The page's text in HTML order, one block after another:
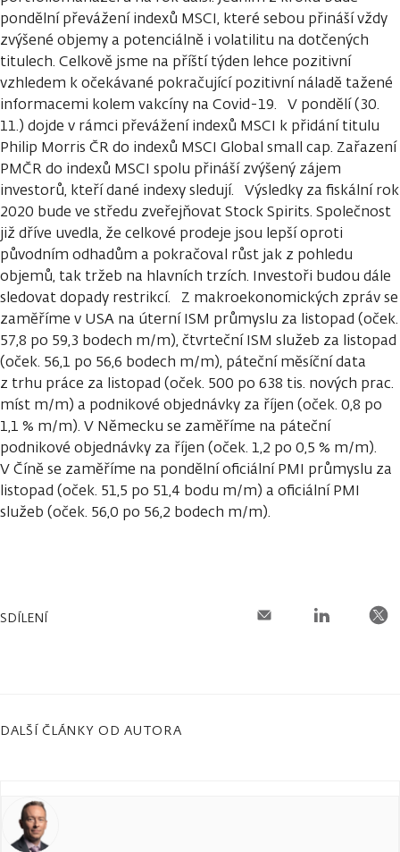
pondělní převážení indexů MSCI, které sebou přináší vždy
zvýšené objemy a potenciálně i volatilitu na dotčených
titulech. Celkově jsme na příští týden lehce pozitivní
vzhledem k očekávané pokračující pozitivní náladě tažené
informacemi kolem vakcíny na Covid-19. V pondělí (30.
11.) dojde v rámci převážení indexů MSCI k přidání titulu
Philip Morris ČR do indexů MSCI Global small cap. Zařazení
PMČR do indexů MSCI spolu přináší zvýšený zájem
investorů, kteří dané indexy sledují. Výsledky za fiskální rok
2020 bude ve středu zveřejňovat Stock Spirits. Společnost
již dříve uvedla, že celkové prodeje jsou lepší oproti
původním odhadům a pokračoval růst jak z pohledu
objemů, tak tržeb na hlavních trzích. Investoři budou dále
sledovat dopady restrikcí. Z makroekonomických zpráv se
zaměříme v USA na úterní ISM průmyslu za listopad (oček.
57,8 po 59,3 bodech m/m), čtvrteční ISM služeb za listopad
(oček. 56,1 po 56,6 bodech m/m), páteční měsíční data
z trhu práce za listopad (oček. 500 po 638 tis. nových prac.
míst m/m) a podnikové objednávky za říjen (oček. 0,8 po
1,1 % m/m). V Německu se zaměříme na páteční
podnikové objednávky za říjen (oček. 1,2 po 0,5 % m/m).
V Číně se zaměříme na pondělní oficiální PMI průmyslu za
listopad (oček. 51,5 po 51,4 bodu m/m) a oficiální PMI
služeb (oček. 56,0 po 56,2 bodech m/m).
SDÍLENÍ
DALŠÍ ČLÁNKY OD AUTORA